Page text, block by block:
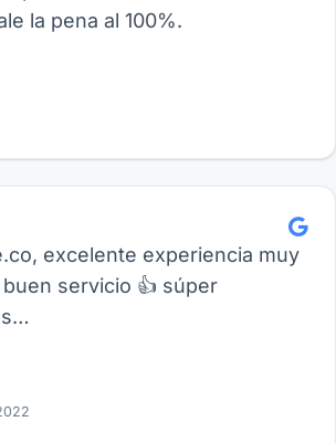
la pena al 100%.
excelente experiencia muy
servicio 👍 súper